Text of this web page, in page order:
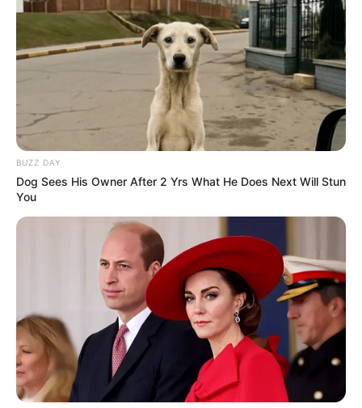
They Forgot The Cameras Were On And The Results
Were Fantastic
BUZZDAY
Dementia Begins When A Person Says This
Sentence!
BUZZDAY
BUZZ DAY
Dog Sees His Owner After 2 Yrs What He Does Next Will Stun
You